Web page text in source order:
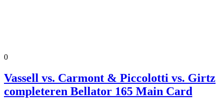
0
Vassell vs. Carmont & Piccolotti vs. Girtz
completeren Bellator 165 Main Card